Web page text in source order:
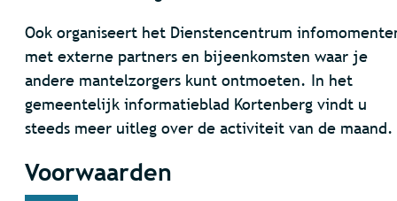
Ook organiseert het Dienstencentrum
met externe partners en bijeenkomsten waar je
andere mantelzorgers kunt ontmoeten. In het
gemeentelijk informatieblad Kortenberg vindt u
steeds meer uitleg over de activiteit van de maand.
Voorwaarden